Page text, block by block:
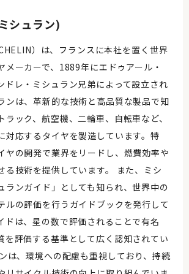
シュラン)
）は、フランスに本社を置く世界
メーカーで、1889年にエドゥアール・
ドレ・ミシュラン兄弟によって設立され
ンは、革新的な技術と高品質な製品で知
ラック、航空機、二輪車、自転車など、
対応するタイヤを製造しています。特
ヤの開発で業界をリードし、燃費効率や
る技術を提供しています。 また、ミシ
ランガイド」としても知られ、世界中の
ルの評価を行うガイドブックを発行して
ドは、星の数で評価されることで有名
を評価する基準として広く認知されてい
は、環境への配慮も重視しており、持続